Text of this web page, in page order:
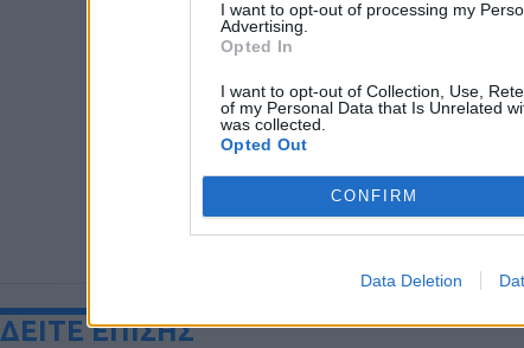
I want to opt-out of processing my
Advertising.
Opted In
I want to opt-out of Collection, Use,
of my Personal Data that Is Unrelated
was collected.
Opted Out
CONFIRM
Data Deletion
ΔΕΙΤΕ ΕΠΙΣΗΣ